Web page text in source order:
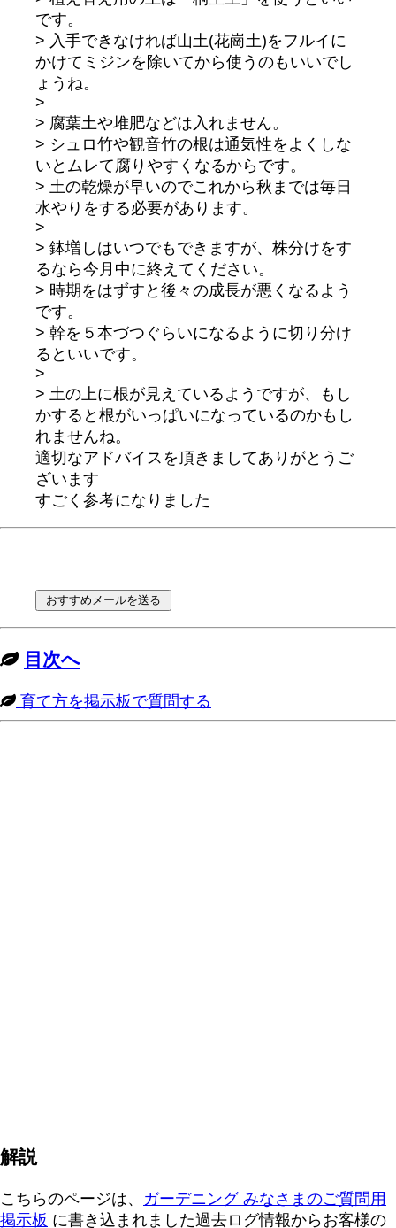
です。
> 入手できなければ山土(花崗土)をフルイに
かけてミジンを除いてから使うのもいいでし
ょうね。
>
> 腐葉土や堆肥などは入れません。
> シュロ竹や観音竹の根は通気性をよくしな
いとムレて腐りやすくなるからです。
> 土の乾燥が早いのでこれから秋までは毎日
水やりをする必要があります。
>
> 鉢増しはいつでもできますが、株分けをす
るなら今月中に終えてください。
> 時期をはずすと後々の成長が悪くなるよう
です。
> 幹を５本づつぐらいになるように切り分け
るといいです。
>
> 土の上に根が見えているようですが、もし
かすると根がいっぱいになっているのかもし
れませんね。
適切なアドバイスを頂きましてありがとうご
ざいます
すごく参考になりました
目次へ
育て方を掲示板で質問する
解説
こちらのページは、 ガーデニング みなさまのご質問用
掲示板 に書き込まれました過去ログ情報からお客様の